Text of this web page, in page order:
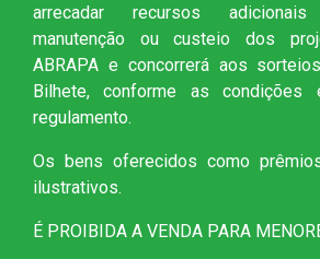
arrecadar recursos
manutenção ou custeio dos
ABRAPA e concorrerá aos
Bilhete, conforme as condições
regulamento.
Os bens oferecidos como
ilustrativos.
É PROIBIDA A VENDA PARA